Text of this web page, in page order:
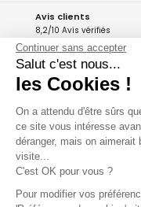
Avis clients
8,2/10 Avis vérifiés
L'Appli Phox
A propos de Phox
Services et
Continuer sans accepter
Salut c'est nous...
les Cookies !
On a attendu d'être sûrs
ce site vous intéresse
déranger, mais on aimerait
visite...
C'est OK pour vous ?
Pour modifier vos